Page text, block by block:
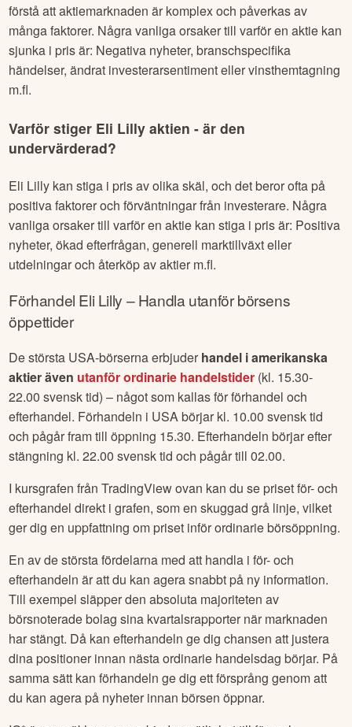
förstå att aktiemarknaden är komplex och påverkas av
många faktorer. Några vanliga orsaker till varför en aktie kan
sjunka i pris är: Negativa nyheter, branschspecifika
händelser, ändrat investerarsentiment eller vinsthemtagning
m.fl.
Varför stiger Eli Lilly aktien - är den
undervärderad?
Eli Lilly kan stiga i pris av olika skäl, och det beror ofta på
positiva faktorer och förväntningar från investerare. Några
vanliga orsaker till varför en aktie kan stiga i pris är: Positiva
nyheter, ökad efterfrågan, generell marktillväxt eller
utdelningar och återköp av aktier m.fl.
Förhandel Eli Lilly – Handla utanför börsens
öppettider
De största USA-börserna erbjuder handel i amerikanska
aktier även utanför ordinarie handelstider (kl. 15.30-
22.00 svensk tid) – något som kallas för förhandel och
efterhandel. Förhandeln i USA börjar kl. 10.00 svensk tid
och pågår fram till öppning 15.30. Efterhandeln börjar efter
stängning kl. 22.00 svensk tid och pågår till 02.00.
I kursgrafen från TradingView ovan kan du se priset för- och
efterhandel direkt i grafen, som en skuggad grå linje, vilket
ger dig en uppfattning om priset inför ordinarie börsöppning.
En av de största fördelarna med att handla i för- och
efterhandeln är att du kan agera snabbt på ny information.
Till exempel släpper den absoluta majoriteten av
börsnoterade bolag sina kvartalsrapporter när marknaden
har stängt. Då kan efterhandeln ge dig chansen att justera
dina positioner innan nästa ordinarie handelsdag börjar. På
samma sätt kan förhandeln ge dig ett försprång genom att
du kan agera på nyheter innan börsen öppnar.